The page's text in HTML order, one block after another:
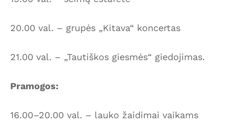
20.00 val. – grupės „Kitava“ koncertas
21.00 val. – „Tautiškos giesmės“ giedojimas.
Pramogos:
16.00–20.00 val. – lauko žaidimai vaikams